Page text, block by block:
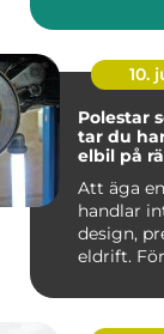
v&ar...
10.
Polestar
tar du
elbil på
Att äga
handlar
design,
eldrift.